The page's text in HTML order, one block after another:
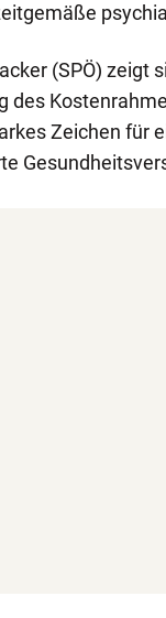
(SPÖ) zeigt
des
Zeichen für